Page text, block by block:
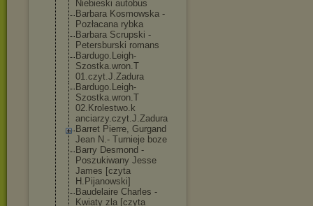
Niebieski autobus
Barbara Kosmowska -
Pozłacana rybka
Barbara Scrupski -
Petersburski romans
Bardugo.Leigh-
Szostka.wron.T
01.czyt.J.Zadura
Bardugo.Leigh-
Szostka.wron.T
02.Krolestwo.k
anciarzy.czyt.J.Zadura
Barret Pierre, Gurgand
Jean N.- Turnieje boze
Barry Desmond -
Poszukiwany Jesse
James [czyta
H.Pijanowski]
Baudelaire Charles -
Kwiaty zla [czyta